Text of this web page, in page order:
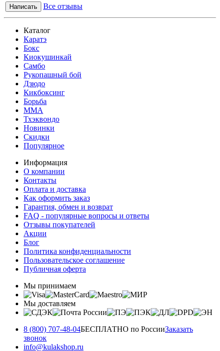
Написать Все отзывы
Каталог
Каратэ
Бокс
Киокушинкай
Самбо
Рукопашный бой
Дзюдо
Кикбоксинг
Борьба
MMA
Тхэквондо
Новинки
Скидки
Популярное
Информация
О компании
Контакты
Оплата и доставка
Как оформить заказ
Гарантия, обмен и возврат
FAQ - популярные вопросы и ответы
Отзывы покупателей
Акции
Блог
Политика конфиденциальности
Пользовательское соглашение
Публичная оферта
Мы принимаем
Мы доставляем
8 (800) 707-48-04БЕСПЛАТНО по РоссииЗаказать
звонок
info@kulakshop.ru